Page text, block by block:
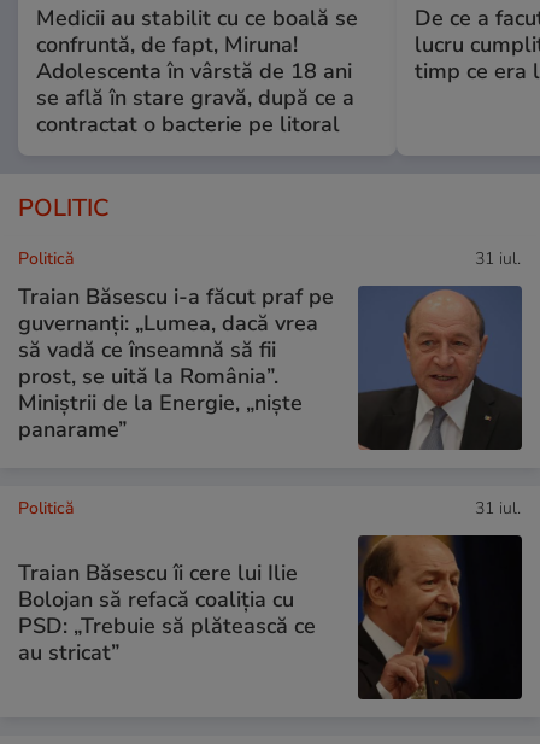
Medicii au stabilit cu ce boală se
confruntă, de fapt, Miruna!
Adolescenta în vârstă de 18 ani
se află în stare gravă, după ce a
contractat o bacterie pe litoral
De ce a
lucru
timp ce era
POLITIC
Politică 31 iul.
Traian Băsescu i-a făcut praf pe
guvernanți: „Lumea, dacă vrea
să vadă ce înseamnă să fii
prost, se uită la România”.
Miniștrii de la Energie, „niște
panarame”
Politică 31 iul.
Traian Băsescu îi cere lui Ilie
Bolojan să refacă coaliția cu
PSD: „Trebuie să plătească ce
au stricat”